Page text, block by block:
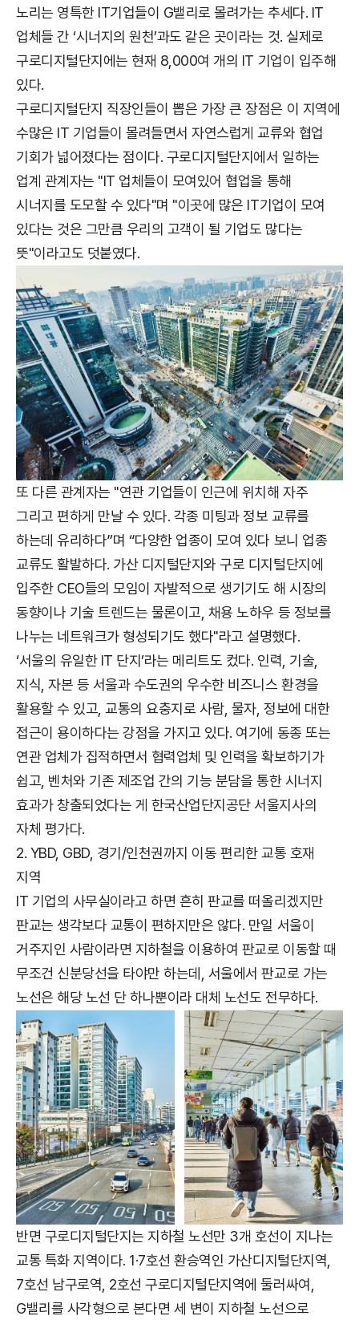
노리는 영특한 IT기업들이 G밸리로 몰려가는 추세다. IT
업체들 간 ‘시너지의 원천’과도 같은 곳이라는 것. 실제로
구로디지털단지에는 현재 8,000여 개의 IT 기업이 입주해
있다.
구로디지털단지 직장인들이 뽑은 가장 큰 장점은 이 지역에
수많은 IT 기업들이 몰려들면서 자연스럽게 교류와 협업
기회가 넓어졌다는 점이다. 구로디지털단지에서 일하는
업계 관계자는 "IT 업체들이 모여있어 협업을 통해
시너지를 도모할 수 있다"며 "이곳에 많은 IT기업이 모여
있다는 것은 그만큼 우리의 고객이 될 기업도 많다는
뜻"이라고도 덧붙였다.
또 다른 관계자는 "연관 기업들이 인근에 위치해 자주
그리고 편하게 만날 수 있다. 각종 미팅과 정보 교류를
하는데 유리하다”며 “다양한 업종이 모여 있다 보니 업종
교류도 활발하다. 가산 디지털단지와 구로 디지털단지에
입주한 CEO들의 모임이 자발적으로 생기기도 해 시장의
동향이나 기술 트렌드는 물론이고, 채용 노하우 등 정보를
나누는 네트워크가 형성되기도 했다"라고 설명했다.
‘서울의 유일한 IT 단지’라는 메리트도 컸다. 인력, 기술,
지식, 자본 등 서울과 수도권의 우수한 비즈니스 환경을
활용할 수 있고, 교통의 요충지로 사람, 물자, 정보에 대한
접근이 용이하다는 강점을 가지고 있다. 여기에 동종 또는
연관 업체가 집적하면서 협력업체 및 인력을 확보하기가
쉽고, 벤처와 기존 제조업 간의 기능 분담을 통한 시너지
효과가 창출되었다는 게 한국산업단지공단 서울지사의
자체 평가다.
2. YBD, GBD, 경기/인천권까지 이동 편리한 교통 호재
지역
IT 기업의 사무실이라고 하면 흔히 판교를 떠올리겠지만
판교는 생각보다 교통이 편하지만은 않다. 만일 서울이
거주지인 사람이라면 지하철을 이용하여 판교로 이동할 때
무조건 신분당선을 타야만 하는데, 서울에서 판교로 가는
노선은 해당 노선 단 하나뿐이라 대체 노선도 전무하다.
반면 구로디지털단지는 지하철 노선만 3개 호선이 지나는
교통 특화 지역이다. 1·7호선 환승역인 가산디지털단지역,
7호선 남구로역, 2호선 구로디지털단지역에 둘러싸여,
G밸리를 사각형으로 본다면 세 변이 지하철 노선으로